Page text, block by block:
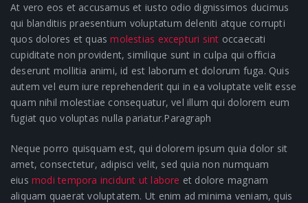
At vero eos et accusamus et iusto odio dignissimos ducimus
qui blanditiis praesentium voluptatum deleniti atque corrupti
quos dolores et quasmolestias excepturi sint occaecati
cupiditate non provident, similique sunt in culpa qui officia
deserunt mollitia animi, id est laborum et dolorum fuga. Quis
autem vel eum iure reprehenderit qui in ea voluptate velit esse
quam nihil molestiae consequatur, vel illum qui dolorem eum
fugiat quo voluptas nulla pariatur.Paragraph
Neque porro quisquam est, qui dolorem ipsum quia dolor sit
amet, consectetur, adipisci velit, sed quia non numquam
eiusmodi tempora incidunt ut labore et dolore magnam
aliquam quaerat voluptatem. Ut enim ad minima veniam, quis